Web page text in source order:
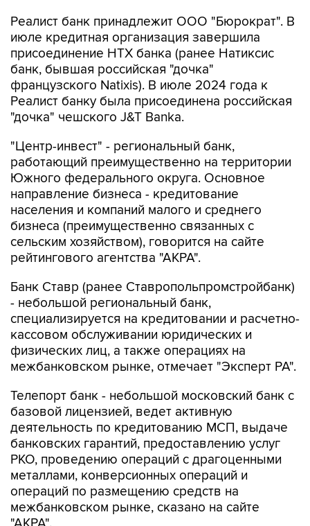
Реалист банк принадлежит ООО "Бюрократ". В
июле кредитная организация завершила
присоединение НТХ банка (ранее Натиксис
банк, бывшая российская "дочка"
французского Natixis). В июле 2024 года к
Реалист банку была присоединена российская
"дочка" чешского J&T Banka.
"Центр-инвест" - региональный банк,
работающий преимущественно на территории
Южного федерального округа. Основное
направление бизнеса - кредитование
населения и компаний малого и среднего
бизнеса (преимущественно связанных с
сельским хозяйством), говорится на сайте
рейтингового агентства "АКРА".
Банк Ставр (ранее Ставропольпромстройбанк)
- небольшой региональный банк,
специализируется на кредитовании и расчетно-
кассовом обслуживании юридических и
физических лиц, а также операциях на
межбанковском рынке, отмечает "Эксперт РА".
Телепорт банк - небольшой московский банк с
базовой лицензией, ведет активную
деятельность по кредитованию МСП, выдаче
банковских гарантий, предоставлению услуг
РКО, проведению операций с драгоценными
металлами, конверсионных операций и
операций по размещению средств на
межбанковском рынке, сказано на сайте